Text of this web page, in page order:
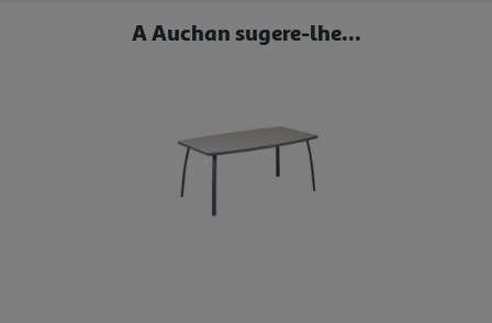
A Auchan sugere-lhe...